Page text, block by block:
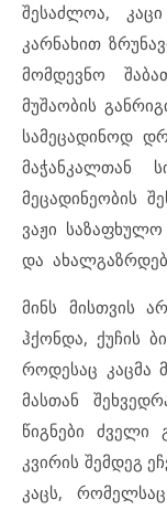
შესაძლოა,
კარნახით
მომდევნო
მუშაობის
სამეცადინოდ
მაჭანკალთან
მეცადინეობის
ვაჟი
და
მინს მისთვის
ჰქონდა, ქუჩის
როდესაც კაცმა
მასთან
წიგნები ძველი
კვირის შემდეგ
კაცს,